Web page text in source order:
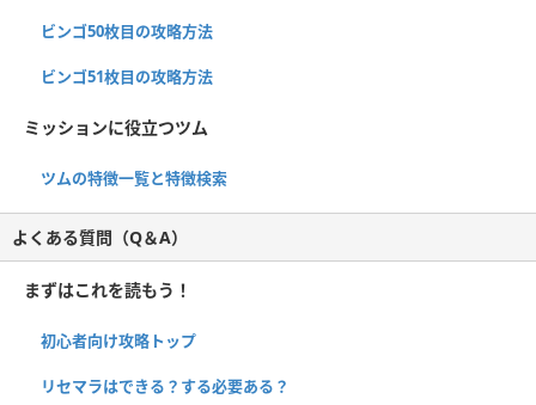
ビンゴ50枚目の攻略方法
ビンゴ51枚目の攻略方法
ミッションに役立つツム
ツムの特徴一覧と特徴検索
よくある質問（Q＆A）
まずはこれを読もう！
初心者向け攻略トップ
リセマラはできる？する必要ある？